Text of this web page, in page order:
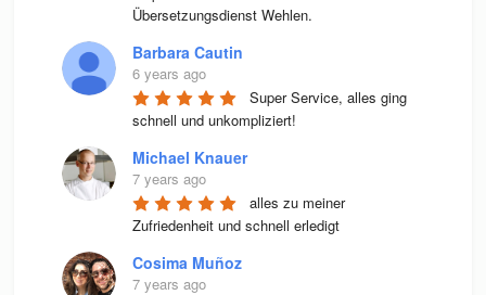
Übersetzungsdienst Wehlen.
Barbara Cautin
6 years ago
Super Service, alles ging
schnell und unkompliziert!
Michael Knauer
7 years ago
alles zu meiner
Zufriedenheit und schnell erledigt
Cosima Muñoz
7 years ago